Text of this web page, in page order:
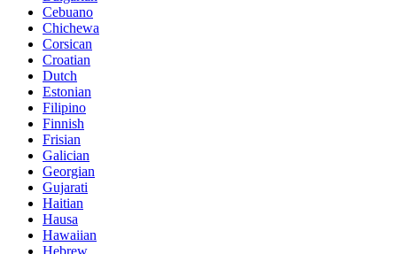
Cebuano
Chichewa
Corsican
Croatian
Dutch
Estonian
Filipino
Finnish
Frisian
Galician
Georgian
Gujarati
Haitian
Hausa
Hawaiian
Hebrew